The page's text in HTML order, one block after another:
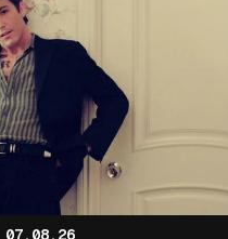
veröffentlicht am: 07.08.26